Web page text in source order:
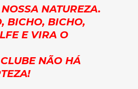
NATUREZA.
BICHO, BICHO,
E VIRA O
NÃO HÁ